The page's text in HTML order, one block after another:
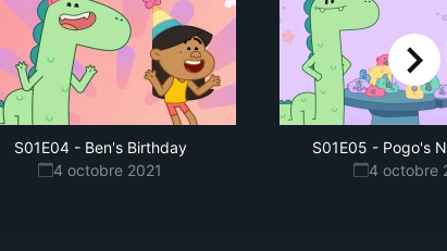
S01E04- Ben's Birthday
4 octobre 2021
S01E05 - Pogo's
4 octobre
right